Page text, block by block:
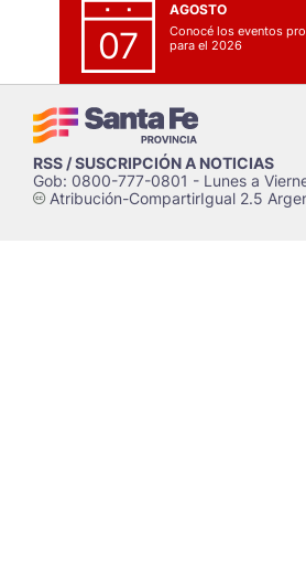
07
AGOSTO
Conocé los eventos
para el 2026
RSS / SUSCRIPCIÓN A NOTICIAS
Gob: 0800-777-0801 - Lunes a
cAtribución-CompartirIgual 2.5